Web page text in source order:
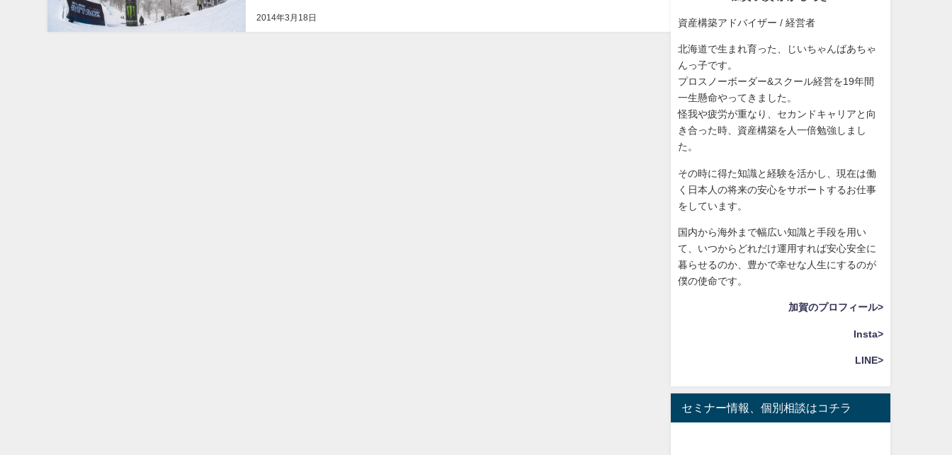
2014年3月18日
資産構築アドバイザー / 経営者
北海道で生まれ育った、じいちゃんばあちゃ
んっ子です。
プロスノーボーダー&スクール経営を19年間
一生懸命やってきました。
怪我や疲労が重なり、セカンドキャリアと向
き合った時、資産構築を人一倍勉強しまし
た。
その時に得た知識と経験を活かし、現在は働
く日本人の将来の安心をサポートするお仕事
をしています。
国内から海外まで幅広い知識と手段を用い
て、いつからどれだけ運用すれば安心安全に
暮らせるのか、豊かで幸せな人生にするのが
僕の使命です。
加賀のプロフィール>
Insta>
LINE>
セミナー情報、個別相談はコチラ